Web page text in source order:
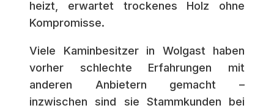
heizt, erwartet trockenes Holz ohne
Kompromisse.
Viele Kaminbesitzer in Wolgast haben
vorher schlechte Erfahrungen mit
anderen Anbietern gemacht –
inzwischen sind sie Stammkunden bei